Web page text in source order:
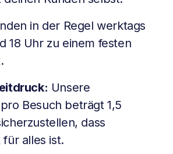
in der Regel werktags
18 Uhr zu einem festen
Unsere
Besuch beträgt 1,5
dass
alles ist.